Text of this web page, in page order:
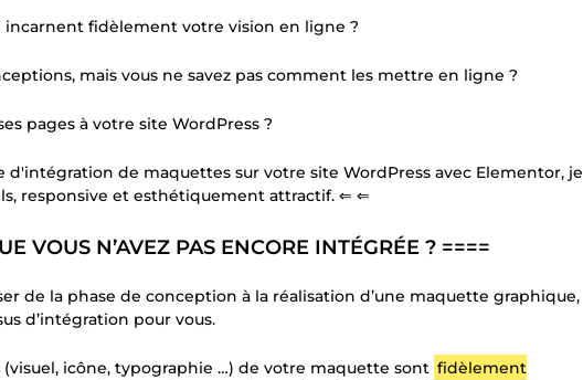
incarnent fidèlement votre vision en ligne ?
mais vous ne savez pas comment les mettre en ligne ?
pages à votre site WordPress ?
d'intégration de maquettes sur votre site WordPress avec Elementor, je
responsive et esthétiquement attractif. ⇐ ⇐
VOUS N’AVEZ PAS ENCORE INTÉGRÉE ? ====
de la phase de conception à la réalisation d’une maquette graphique,
d’intégration pour vous.
icône, typographie …) de votre maquette sont fidèlement